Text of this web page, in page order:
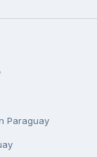
Paraguay